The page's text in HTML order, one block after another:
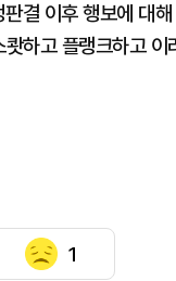
결 이후 행보에 대
하고 플랭크하고 이
1